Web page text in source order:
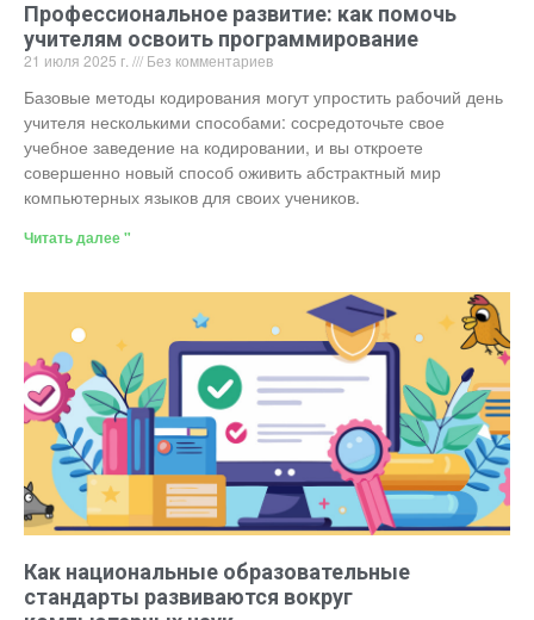
Профессиональное развитие: как помочь
учителям освоить программирование
21 июля 2025 г. Без комментариев
Базовые методы кодирования могут упростить рабочий день
учителя несколькими способами: сосредоточьте свое
учебное заведение на кодировании, и вы откроете
совершенно новый способ оживить абстрактный мир
компьютерных языков для своих учеников.
Читать далее "
Как национальные образовательные
стандарты развиваются вокруг